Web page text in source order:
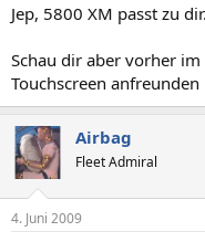
Jep, 5800 XM passt zu
Schau dir aber vorher
Touchscreen anfreunden
Airbag
Fleet Admiral
4. Juni 2009